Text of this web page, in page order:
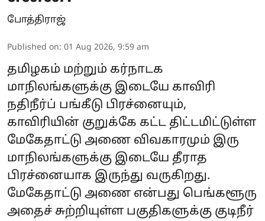
போத்திராஜ்
Published on: 01 Aug 2026, 9:59 am
தமிழகம் மற்றும் கர்நாடக
மாநிலங்களுக்கு இடையே காவிரி
நதிநீர்ப் பங்கீடு பிரச்னையும்,
காவிரியின் குறுக்கே கட்ட திட்டமிட்டுள்ள
மேகேதாட்டு அணை விவகாரமும் இரு
மாநிலங்களுக்கு இடையே தீராத
பிரச்னையாக இருந்து வருகிறது.
மேகேதாட்டு அணை என்பது பெங்களூரு
அதைச் சுற்றியுள்ள பகுதிகளுக்கு குடிநீர்